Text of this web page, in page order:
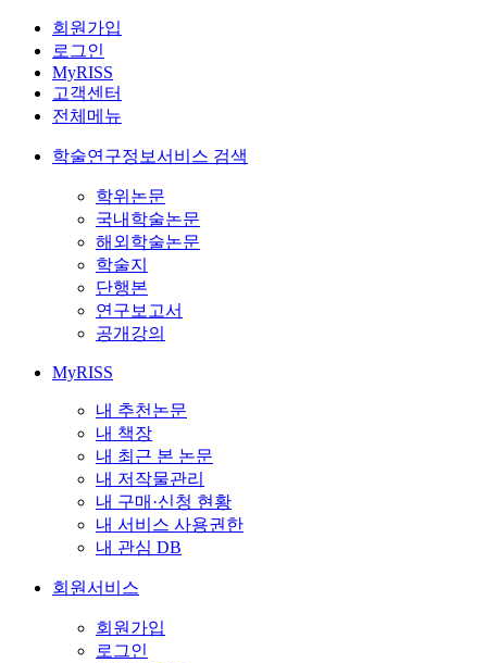
회원가입
로그인
MyRISS
고객센터
전체메뉴
학술연구정보서비스 검색
학위논문
국내학술논문
해외학술논문
학술지
단행본
연구보고서
공개강의
MyRISS
내 추천논문
내 책장
내 최근 본 논문
내 저작물관리
내 구매·신청 현황
내 서비스 사용권한
내 관심 DB
회원서비스
회원가입
로그인